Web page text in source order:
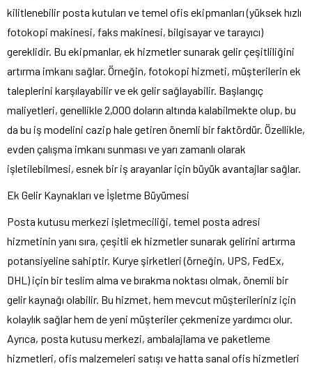
kilitlenebilir posta kutuları ve temel ofis ekipmanları (yüksek hızlı
fotokopi makinesi, faks makinesi, bilgisayar ve tarayıcı)
gereklidir. Bu ekipmanlar, ek hizmetler sunarak gelir çeşitliliğini
artırma imkanı sağlar. Örneğin, fotokopi hizmeti, müşterilerin ek
taleplerini karşılayabilir ve ek gelir sağlayabilir. Başlangıç
maliyetleri, genellikle 2,000 doların altında kalabilmekte olup, bu
da bu iş modelini cazip hale getiren önemli bir faktördür. Özellikle,
evden çalışma imkanı sunması ve yarı zamanlı olarak
işletilebilmesi, esnek bir iş arayanlar için büyük avantajlar sağlar.
Ek Gelir Kaynakları ve İşletme Büyümesi
Posta kutusu merkezi işletmeciliği, temel posta adresi
hizmetinin yanı sıra, çeşitli ek hizmetler sunarak gelirini artırma
potansiyeline sahiptir. Kurye şirketleri (örneğin, UPS, FedEx,
DHL) için bir teslim alma ve bırakma noktası olmak, önemli bir
gelir kaynağı olabilir. Bu hizmet, hem mevcut müşterileriniz için
kolaylık sağlar hem de yeni müşteriler çekmenize yardımcı olur.
Ayrıca, posta kutusu merkezi, ambalajlama ve paketleme
hizmetleri, ofis malzemeleri satışı ve hatta sanal ofis hizmetleri